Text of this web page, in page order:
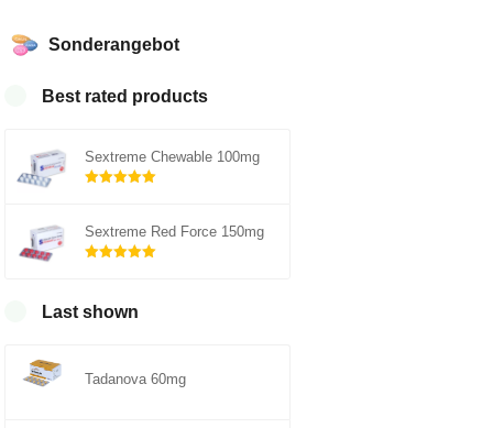
Sonderangebot
Best rated products
Sextreme Chewable 100mg
Sextreme Red Force 150mg
Last shown
Tadanova 60mg